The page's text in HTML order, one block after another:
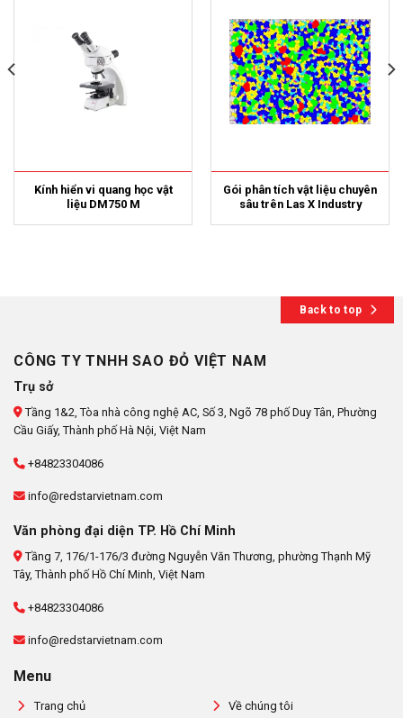
Kính hiển vi quang học vật
liệu DM750 M
Gói phân tích vật liệu chuyên
sâu trên Las X Industry
Back to top
CÔNG TY TNHH SAO ĐỎ VIỆT NAM
Trụ sở
Tầng 1&2, Tòa nhà công nghệ AC, Số 3, Ngõ 78 phố Duy Tân, Phường
Cầu Giấy, Thành phố Hà Nội, Việt Nam
+84823304086
info@redstarvietnam.com
Văn phòng đại diện TP. Hồ Chí Minh
Tầng 7, 176/1-176/3 đường Nguyễn Văn Thương, phường Thạnh Mỹ
Tây, Thành phố Hồ Chí Minh, Việt Nam
+84823304086
info@redstarvietnam.com
Menu
Trang chủ Về chúng tôi